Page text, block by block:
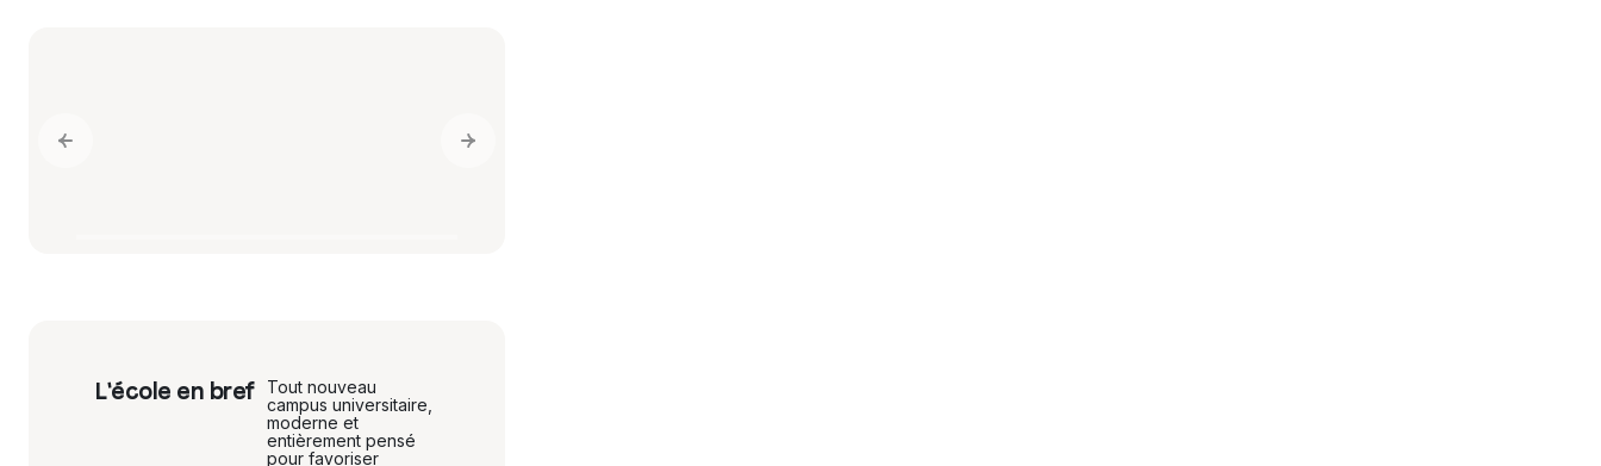
Previous slide Next slide
L'école en bref
Tout nouveau
campus universitaire,
moderne et
entièrement pensé
pour favoriser